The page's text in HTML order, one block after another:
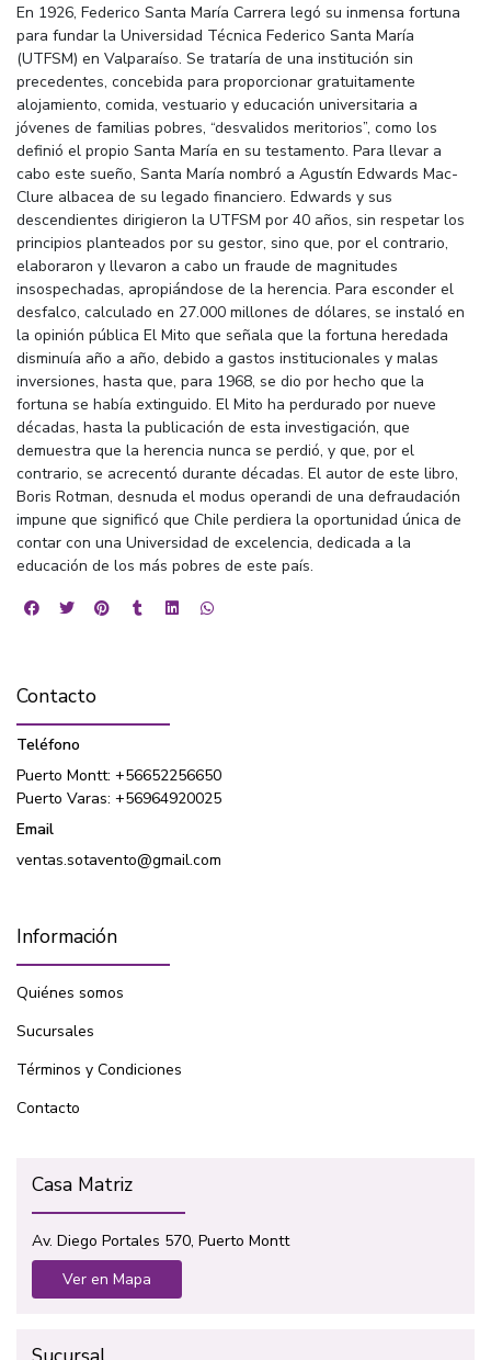
En 1926, Federico Santa María Carrera legó su inmensa fortuna
para fundar la Universidad Técnica Federico Santa María
(UTFSM) en Valparaíso. Se trataría de una institución sin
precedentes, concebida para proporcionar gratuitamente
alojamiento, comida, vestuario y educación universitaria a
jóvenes de familias pobres, “desvalidos meritorios”, como los
definió el propio Santa María en su testamento. Para llevar a
cabo este sueño, Santa María nombró a Agustín Edwards Mac-
Clure albacea de su legado financiero. Edwards y sus
descendientes dirigieron la UTFSM por 40 años, sin respetar los
principios planteados por su gestor, sino que, por el contrario,
elaboraron y llevaron a cabo un fraude de magnitudes
insospechadas, apropiándose de la herencia. Para esconder el
desfalco, calculado en 27.000 millones de dólares, se instaló en
la opinión pública El Mito que señala que la fortuna heredada
disminuía año a año, debido a gastos institucionales y malas
inversiones, hasta que, para 1968, se dio por hecho que la
fortuna se había extinguido. El Mito ha perdurado por nueve
décadas, hasta la publicación de esta investigación, que
demuestra que la herencia nunca se perdió, y que, por el
contrario, se acrecentó durante décadas. El autor de este libro,
Boris Rotman, desnuda el modus operandi de una defraudación
impune que significó que Chile perdiera la oportunidad única de
contar con una Universidad de excelencia, dedicada a la
educación de los más pobres de este país.
Contacto
Teléfono
Puerto Montt: +56652256650
Puerto Varas: +56964920025
Email
ventas.sotavento@gmail.com
Información
Quiénes somos
Sucursales
Términos y Condiciones
Contacto
Casa Matriz
Av. Diego Portales 570, Puerto Montt
Ver en Mapa